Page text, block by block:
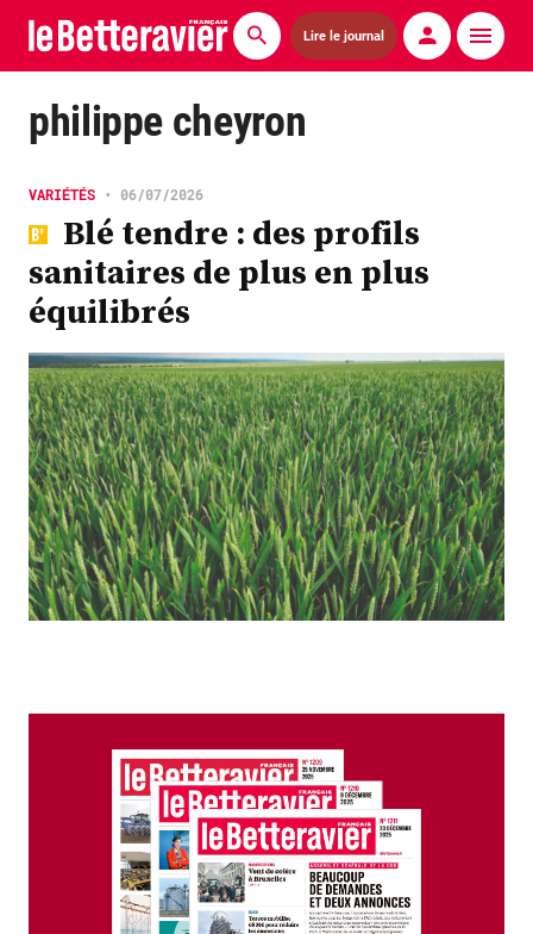
Lire le journal
Actualités
Agronomie
Matériels
La technique ITB
Pommes de terre
Guides pratiques
Chasse
Plus
philippe cheyron
VARIÉTÉS • 06/07/2026
Blé tendre : des profils
sanitaires de plus en plus
équilibrés